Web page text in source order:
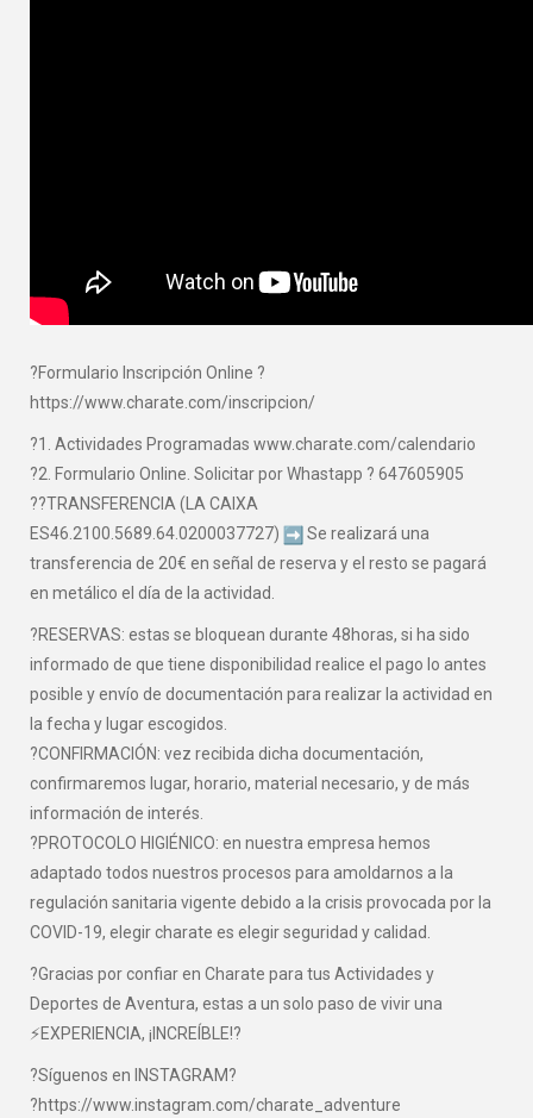
?Formulario Inscripción Online ?
https://www.charate.com/inscripcion/
?1. Actividades Programadas www.charate.com/calendario
?2. Formulario Online. Solicitar por Whastapp ? 647605905
??TRANSFERENCIA (LA CAIXA
ES46.2100.5689.64.0200037727)
Se realizará una
transferencia de 20€ en señal de reserva y el resto se pagará
en metálico el día de la actividad.
?RESERVAS: estas se bloquean durante 48horas, si ha sido
informado de que tiene disponibilidad realice el pago lo antes
posible y envío de documentación para realizar la actividad en
la fecha y lugar escogidos.
?CONFIRMACIÓN: vez recibida dicha documentación,
confirmaremos lugar, horario, material necesario, y de más
información de interés.
?PROTOCOLO HIGIÉNICO: en nuestra empresa hemos
adaptado todos nuestros procesos para amoldarnos a la
regulación sanitaria vigente debido a la crisis provocada por la
COVID-19, elegir charate es elegir seguridad y calidad.
?Gracias por confiar en Charate para tus Actividades y
Deportes de Aventura, estas a un solo paso de vivir una
⚡EXPERIENCIA, ¡INCREÍBLE!?
?Síguenos en INSTAGRAM?
?https://www.instagram.com/charate_adventure